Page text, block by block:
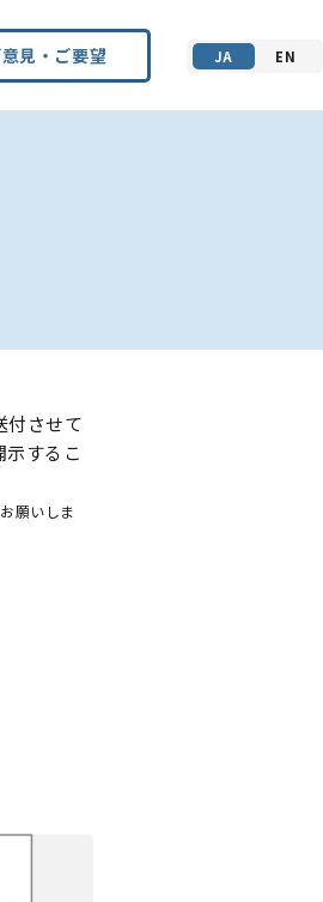
見・ご要望 JA EN
付させて
するこ
願いしま